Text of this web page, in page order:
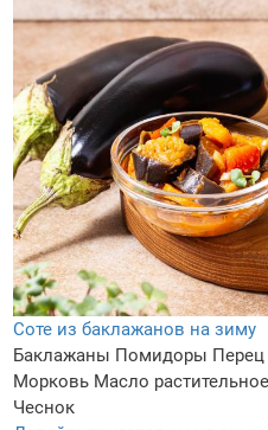
Соте из баклажанов на зиму
Баклажаны Помидоры Перец
Морковь Масло растительное
Чеснок